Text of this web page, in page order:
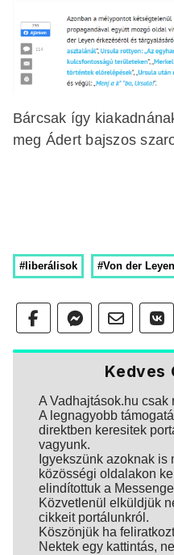
Bárcsak így
meg Ádert bajszos
#liberálisok #Von der Leyen
Kedves
A Vadhajtások.hu csak
A legnagyobb
direktben keresitek
vagyunk.
Igyekszünk azoknak is
közösségi oldalakon
elindítottuk a
Közvetlenül elküldjük
cikkeit portálunkról.
Köszönjük ha
Nektek egy kattintás,